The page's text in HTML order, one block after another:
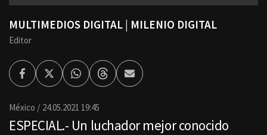
MULTIMEDIOS DIGITAL | MILENIO DIGITAL
Editor
FacebookTwitterWhatsappThreadsEnviar
por
México 24.05.2021 19:45
ESPECIAL.- Un luchador mejor conocido